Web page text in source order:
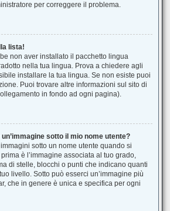
per correggere il problema.
lista!
non aver installato il pacchetto lingua
nella tua lingua. Prova a chiedere agli
installare la tua lingua. Se non esiste puoi
Puoi trovare altre informazioni sul sito di
in fondo ad ogni pagina).
sotto il mio nome utente?
sotto un nome utente quando si
è l’immagine associata al tuo grado,
di stelle, blocchi o punti che indicano quanti
livello. Sotto può esserci un’immagine più
che in genere è unica e specifica per ogni